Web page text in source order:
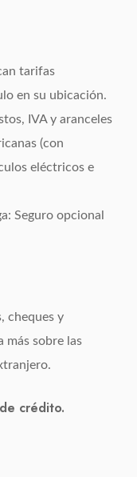
tarifas
en su ubicación.
IVA y aranceles
(con
eléctricos e
Seguro opcional
cheques y
más sobre las
crédito.